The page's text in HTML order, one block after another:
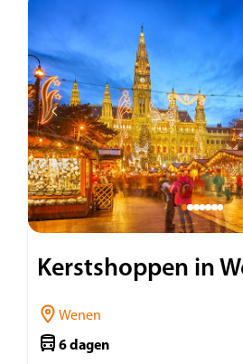
Kerstshoppen in
Wenen
6 dagen